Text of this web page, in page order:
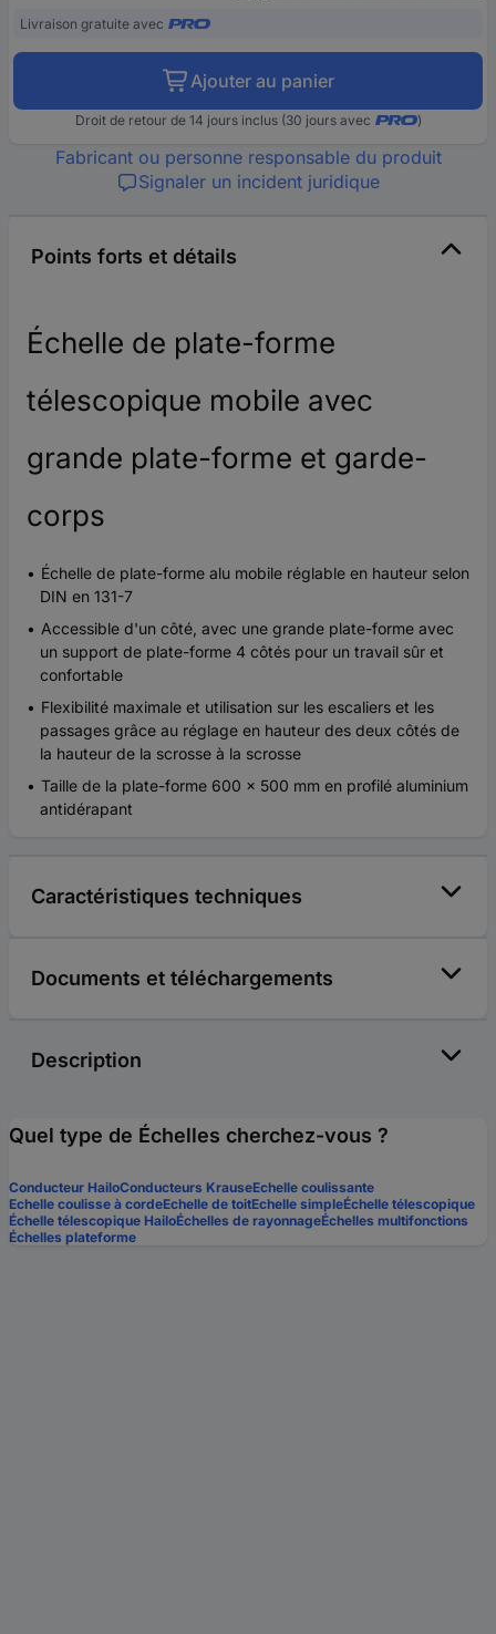
Livraison gratuite avec
Ajouter au panier
Droit de retour de 14 jours inclus (30 jours avec )
Fabricant ou personne responsable du produit
Signaler un incident juridique
Points forts et détails
Échelle de plate-forme
télescopique mobile avec
grande plate-forme et garde-
corps
Échelle de plate-forme alu mobile réglable en hauteur selon
DIN en 131-7
Accessible d'un côté, avec une grande plate-forme avec
un support de plate-forme 4 côtés pour un travail sûr et
confortable
Flexibilité maximale et utilisation sur les escaliers et les
passages grâce au réglage en hauteur des deux côtés de
la hauteur de la scrosse à la scrosse
Taille de la plate-forme 600 x 500 mm en profilé aluminium
antidérapant
Caractéristiques techniques
Documents et téléchargements
Description
Quel type de Échelles cherchez-vous ?
Conducteur HailoConducteurs KrauseEchelle coulissante
Echelle coulisse à cordeEchelle de toitEchelle simpleÉchelle télescopique
Échelle télescopique HailoÉchelles de rayonnageÉchelles multifonctions
Échelles plateforme